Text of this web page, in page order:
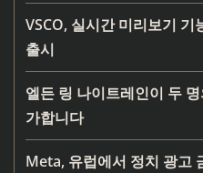
VSCO, 실시간 미리보기
출시
엘든 링 나이트레인이 두
가합니다
Meta, 유럽에서 정치 광고